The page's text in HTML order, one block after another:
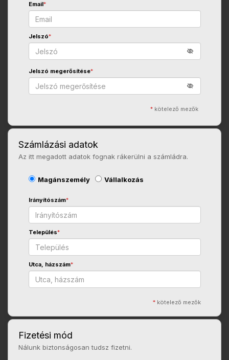
Email*
Jelszó*
Jelszó megerősítése*
* kötelező mezők
Számlázási adatok
Az itt megadott adatok fognak rákerülni a számládra.
Magánszemély Vállalkozás
Irányítószám*
Település*
Utca, házszám*
* kötelező mezők
Fizetési mód
Nálunk biztonságosan tudsz fizetni.